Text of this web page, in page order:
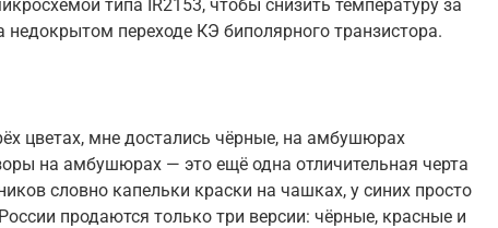
типа IR2153, чтобы снизить температуру за
недокрытом переходе КЭ биполярного транзистора.
цветах, мне достались чёрные, на амбушюрах
на амбушюрах — это ещё одна отличительная черта
словно капельки краски на чашках, у синих просто
продаются только три версии: чёрные, красные и